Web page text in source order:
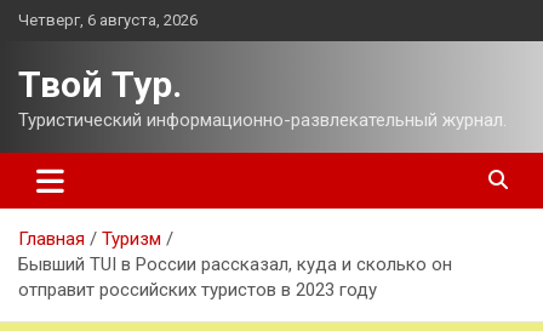
Перейти
Четверг, 6 августа, 2026
Твой Тур.
Туристический информационно-развлекательный журнал.
Главная
Туризм
Бывший TUI в России рассказал, куда и сколько он
отправит российских туристов в 2023 году